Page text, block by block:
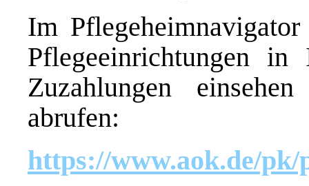
Im
Pflegeeinrichtungen
Zuzahlungen
abrufen:
https://www.aok.de/